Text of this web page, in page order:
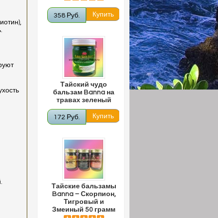
358 Руб.
Тайский чудо
бальзам Banna на
травах зеленый
172 Руб.
Тайские бальзамы
Banna – Скорпион,
Тигровый и
Змеиный 50 грамм